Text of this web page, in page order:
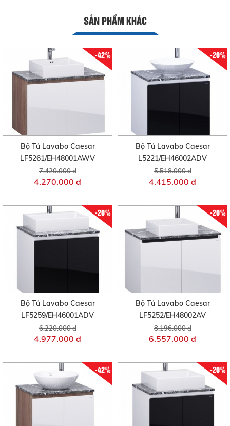
SẢN PHẨM KHÁC
-42%
Bộ Tủ Lavabo Caesar
LF5261/EH48001AWV
7.420.000 đ
4.270.000 đ
-20%
Bộ Tủ Lavabo Caesar
L5221/EH46002ADV
5.518.000 đ
4.415.000 đ
-20%
Bộ Tủ Lavabo Caesar
LF5259/EH46001ADV
6.220.000 đ
4.977.000 đ
-20%
Bộ Tủ Lavabo Caesar
LF5252/EH48002AV
8.196.000 đ
6.557.000 đ
-42% -20%